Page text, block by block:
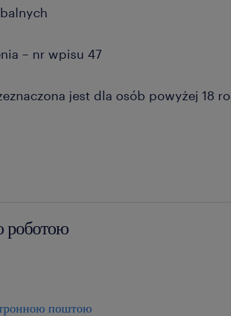
– nr wpisu 47
jest dla osób powyżej 18
роботою
поштою